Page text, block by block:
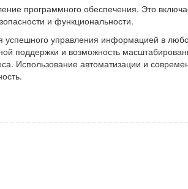
программного обеспечения. Это
и функциональности.
успешного управления информацией в
поддержки и возможность
Использование автоматизации и